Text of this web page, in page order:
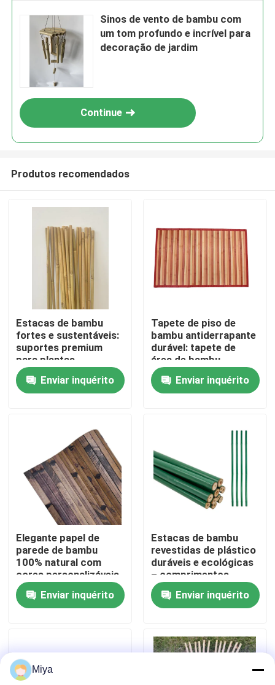
Casa
Produtos
Sobre nós
Excursão da fábrica
Controle da qualidade
Contato E.U.
Notícia
Matéria prima de bambu
Sinos de vento de bambu com
um tom profundo e incrível para
decoração de jardim
Continue
Produtos recomendados
Estacas de bambu
fortes e sustentáveis:
suportes premium
para plantas
trepadeiras
Enviar inquérito
Tapete de piso de
bambu antiderrapante
durável: tapete de
área de bambu
ecológico para
banheiro e cozinha
Enviar inquérito
Elegante papel de
parede de bambu
100% natural com
cores personalizáveis
e construção flexível
para decoração
moderna
Enviar inquérito
Estacas de bambu
revestidas de plástico
duráveis ​​e ecológicas
– comprimentos
personalizados de 10
cm a 400 cm
Enviar inquérito
Miya